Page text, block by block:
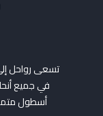
تسعى رواحل
في جميع
أسطول